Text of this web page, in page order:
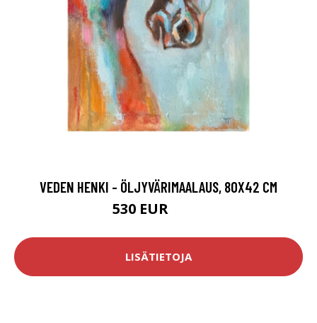
VEDEN HENKI - ÖLJYVÄRIMAALAUS, 80X42 CM
530 EUR
LISÄTIETOJA